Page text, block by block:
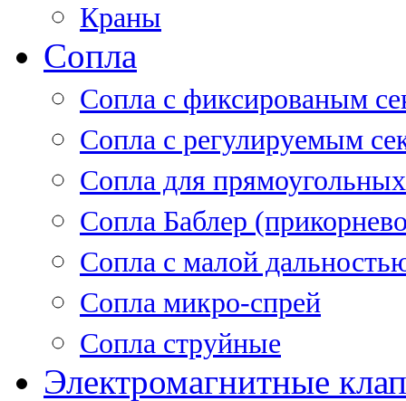
Краны
Сопла
Cопла с фиксированым
Сопла с регулируемым
Сопла для
Сопла Баблер
Сопла с малой
Сопла микро-спрей
Сопла струйные
Электромагнитные